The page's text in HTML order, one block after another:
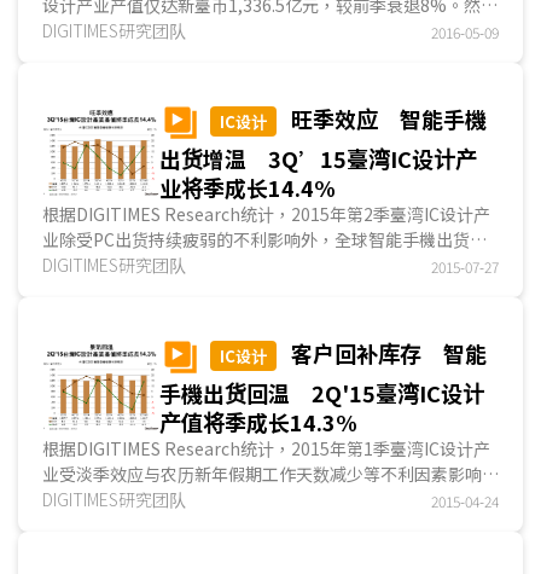
设计产业产值仅达新臺币1,336.5亿元，较前季衰退8%。然
而，从单月营收进一步观察，2016年3月臺湾IC设计产业产值
DIGITIMES研究团队 2016-05-09
IC设计
旺季效应 智能手機
出货增温 3Q’15臺湾IC设计产
业将季成长14.4%
根据DIGITIMES Research统计，2015年第2季臺湾IC设计产
业除受PC出货持续疲弱的不利影响外，全球智能手機出货成
长不如预期，客户端亦持续调节库存，使得臺湾IC设计产业产
DIGITIMES研究团队 2015-07-27
IC设计
客户回补库存 智能
手機出货回温 2Q'15臺湾IC设计
产值将季成长14.3%
根据DIGITIMES Research统计，2015年第1季臺湾IC设计产
业受淡季效应与农历新年假期工作天数减少等不利因素影响，
加上大陆智能手機出货量下滑与客户端持续调节库存，使得臺
DIGITIMES研究团队 2015-04-24